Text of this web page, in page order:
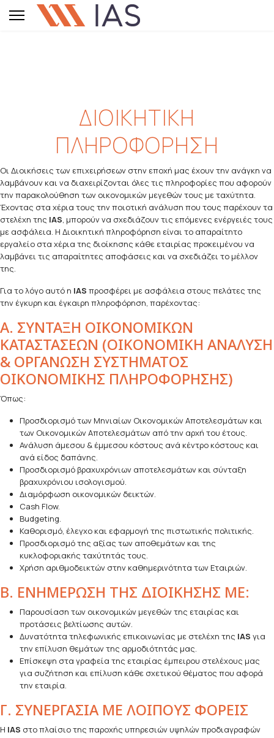
ΔΙΟΙΚΗΤΙΚΗ
ΠΛΗΡΟΦΟΡΗΣΗ
Οι Διοικήσεις των επιχειρήσεων στην εποχή μας έχουν την ανάγκη να
λαμβάνουν και να διαχειρίζονται όλες τις πληροφορίες που αφορούν
την παρακολούθηση των οικονομικών μεγεθών τους με ταχύτητα.
Έχοντας στα χέρια τους την ποιοτική ανάλυση που τους παρέχουν τα
στελέχη της IAS, μπορούν να σχεδιάζουν τις επόμενες ενέργειές τους
με ασφάλεια. Η Διοικητική πληροφόρηση είναι το απαραίτητο
εργαλείο στα χέρια της διοίκησης κάθε εταιρίας προκειμένου να
λαμβάνει τις απαραίτητες αποφάσεις και να σχεδιάζει το μέλλον
της.
Για το λόγο αυτό η IAS προσφέρει με ασφάλεια στους πελάτες της
την έγκυρη και έγκαιρη πληροφόρηση, παρέχοντας:
Α. ΣΥΝΤΑΞΗ ΟΙΚΟΝΟΜΙΚΩΝ
ΚΑΤΑΣΤΑΣΕΩΝ (ΟΙΚΟΝΟΜΙΚΗ ΑΝΑΛΥΣΗ
& ΟΡΓΑΝΩΣΗ ΣΥΣΤΗΜΑΤΟΣ
ΟΙΚΟΝΟΜΙΚΗΣ ΠΛΗΡΟΦΟΡΗΣΗΣ)
Όπως:
Προσδιορισμό των Μηνιαίων Οικονομικών Αποτελεσμάτων και
των Οικονομικών Αποτελεσμάτων από την αρχή του έτους.
Ανάλυση άμεσου & έμμεσου κόστους ανά κέντρο κόστους και
ανά είδος δαπάνης.
Προσδιορισμό βραχυχρόνιων αποτελεσμάτων και σύνταξη
βραχυχρόνιου ισολογισμού.
Διαμόρφωση οικονομικών δεικτών.
Cash Flow.
Budgeting.
Καθορισμό, έλεγχο και εφαρμογή της πιστωτικής πολιτικής.
Προσδιορισμό της αξίας των αποθεμάτων και της
κυκλοφοριακής ταχύτητάς τους.
Χρήση αριθμοδεικτών στην καθημερινότητα των Εταιριών.
Β. ΕΝΗΜΕΡΩΣΗ ΤΗΣ ΔΙΟΙΚΗΣΗΣ ΜΕ:
Παρουσίαση των οικονομικών μεγεθών της εταιρίας και
προτάσεις βελτίωσης αυτών.
Δυνατότητα τηλεφωνικής επικοινωνίας με στελέχη της IAS για
την επίλυση θεμάτων της αρμοδιότητάς μας.
Επίσκεψη στα γραφεία της εταιρίας έμπειρου στελέχους μας
για συζήτηση και επίλυση κάθε σχετικού θέματος που αφορά
την εταιρία.
Γ. ΣΥΝΕΡΓΑΣΙΑ ΜΕ ΛΟΙΠΟΥΣ ΦΟΡΕΙΣ
Η IAS στο πλαίσιο της παροχής υπηρεσιών υψηλών προδιαγραφών